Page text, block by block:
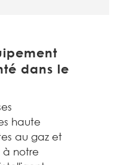
dans le
haute
au gaz et
à notre